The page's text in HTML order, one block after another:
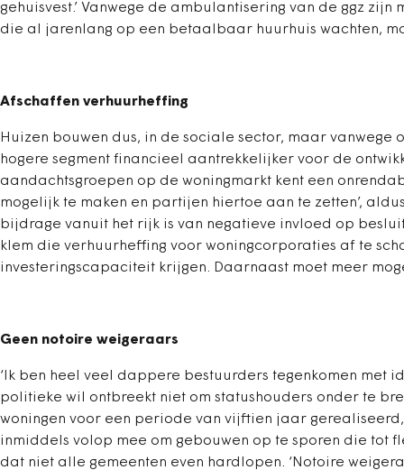
gehuisvest.’ Vanwege de ambulantisering van de ggz
die al jarenlang op een betaalbaar huurhuis wachten,
Afschaffen verhuurheffing
Huizen bouwen dus, in de sociale sector, maar
hogere segment financieel aantrekkelijker voor de
aandachtsgroepen op de woningmarkt kent een
mogelijk te maken en partijen hiertoe aan te zetten’,
bijdrage vanuit het rijk is van negatieve invloed op
klem die verhuurheffing voor woningcorporaties af te
investeringscapaciteit krijgen. Daarnaast moet meer
Geen notoire weigeraars
‘Ik ben heel veel dappere bestuurders tegenkomen met
politieke wil ontbreekt niet om statushouders onder te
woningen voor een periode van vijftien jaar
inmiddels volop mee om gebouwen op te sporen die tot
dat niet alle gemeenten even hardlopen. ‘Notoire